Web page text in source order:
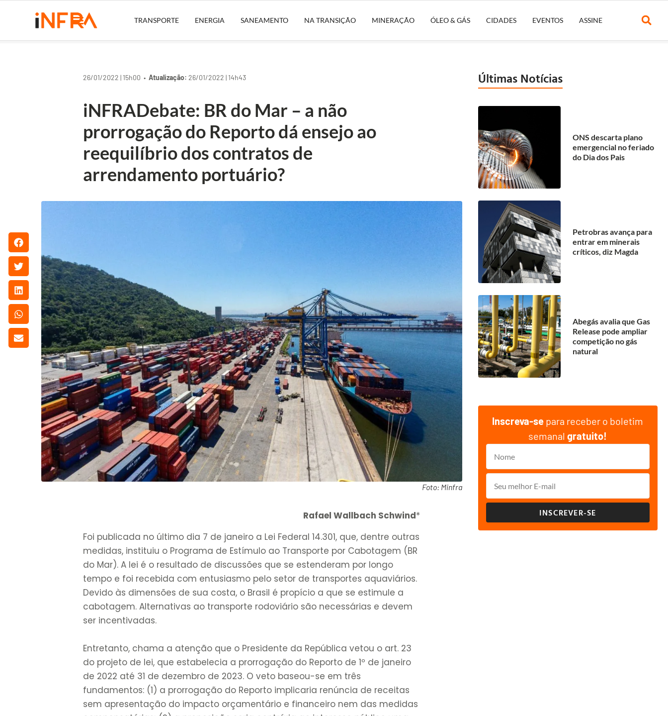
TRANSPORTE ENERGIA SANEAMENTO NA TRANSIÇÃO MINERAÇÃO ÓLEO & GÁS CIDADES EVENTOS ASSINE
26/01/2022 | 15h00 •Atualização: 26/01/2022 | 14h43
iNFRADebate: BR do Mar – a não
prorrogação do Reporto dá ensejo ao
reequilíbrio dos contratos de
arrendamento portuário?
Foto: Minfra
Rafael Wallbach Schwind*
Foi publicada no último dia 7 de janeiro a Lei Federal 14.301, que, dentre outras
medidas, instituiu o Programa de Estímulo ao Transporte por Cabotagem (BR
do Mar). A lei é o resultado de discussões que se estenderam por longo
tempo e foi recebida com entusiasmo pelo setor de transportes aquaviários.
Devido às dimensões de sua costa, o Brasil é propício a que se estimule a
cabotagem. Alternativas ao transporte rodoviário são necessárias e devem
ser incentivadas.
Entretanto, chama a atenção que o Presidente da República vetou o art. 23
do projeto de lei, que estabelecia a prorrogação do Reporto de 1º de janeiro
de 2022 até 31 de dezembro de 2023. O veto baseou-se em três
fundamentos: (1) a prorrogação do Reporto implicaria renúncia de receitas
sem apresentação do impacto orçamentário e financeiro nem das medidas
Últimas Notícias
ONS descarta plano
emergencial no feriado
do Dia dos Pais
Petrobras avança para
entrar em minerais
críticos, diz Magda
Abegás avalia que Gas
Release pode ampliar
competição no gás
natural
Inscreva-se para receber o boletim
semanalgratuito!
INSCREVER-SE